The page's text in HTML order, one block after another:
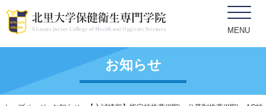
MENU
お知らせ